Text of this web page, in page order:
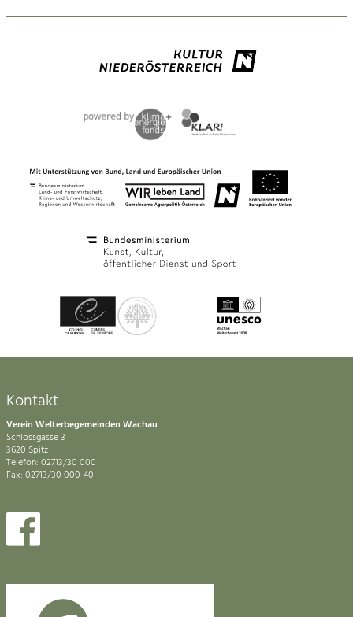
Kontakt
Verein Welterbegemeinden Wachau
Schlossgasse 3
3620 Spitz
Telefon: 02713/30 000
Fax: 02713/30 000-40